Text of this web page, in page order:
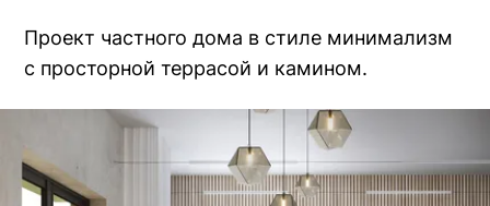
Проект частного дома в стиле минимализм
с просторной террасой и камином.